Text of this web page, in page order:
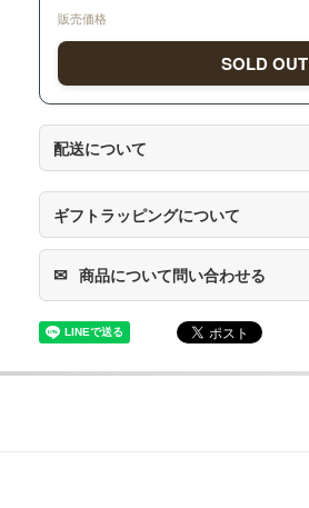
販売価格
SOLD OUT
配送について
ギフトラッピングについて
✉ 商品について問い合わせる